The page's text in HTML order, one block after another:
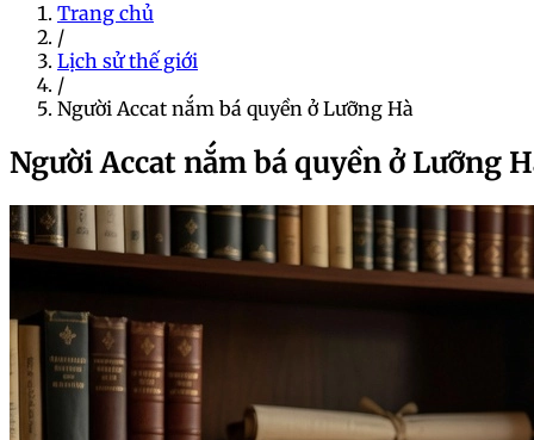
Trang chủ
/
Lịch sử thế giới
/
Người Accat nắm bá quyền ở Lưỡng Hà
Người Accat nắm bá quyền ở Lưỡng